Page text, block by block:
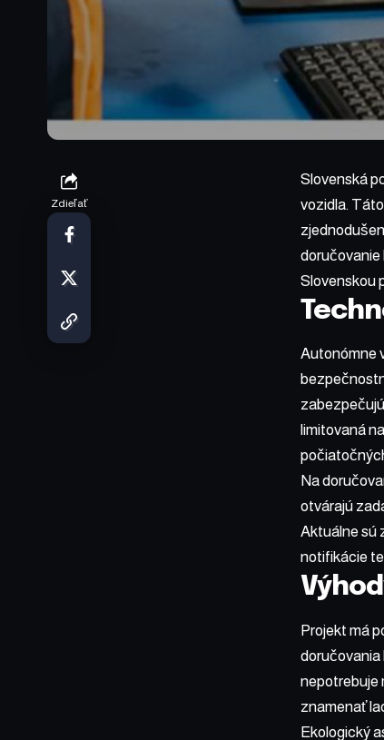
Zdieľať
Slovenská
vozidla.
doručovanie
Slovenskou
Autonómne
limitovaná
Na
otvárajú
Aktuálne sú
notifikácie
Projekt má
doručovania
nepotrebuje
znamenať
Ekologický